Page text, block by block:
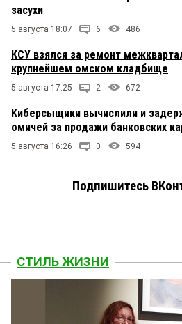
засухи
5 августа 18:07 6 486
КСУ взялся за ремонт
крупнейшем омском кладбище
5 августа 17:25 2 672
Киберсыщики вычислили и
омичей за продажи банковских
5 августа 16:26 0 594
Подпишитесь
СТИЛЬ ЖИЗНИ